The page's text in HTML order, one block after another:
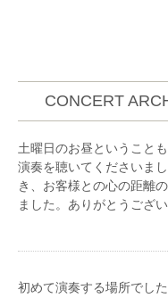
CONCERT
土曜日のお昼ということ
演奏を聴いてくださいま
き、お客様との心の距離
ました。ありがとうござい
初めて演奏する場所でし